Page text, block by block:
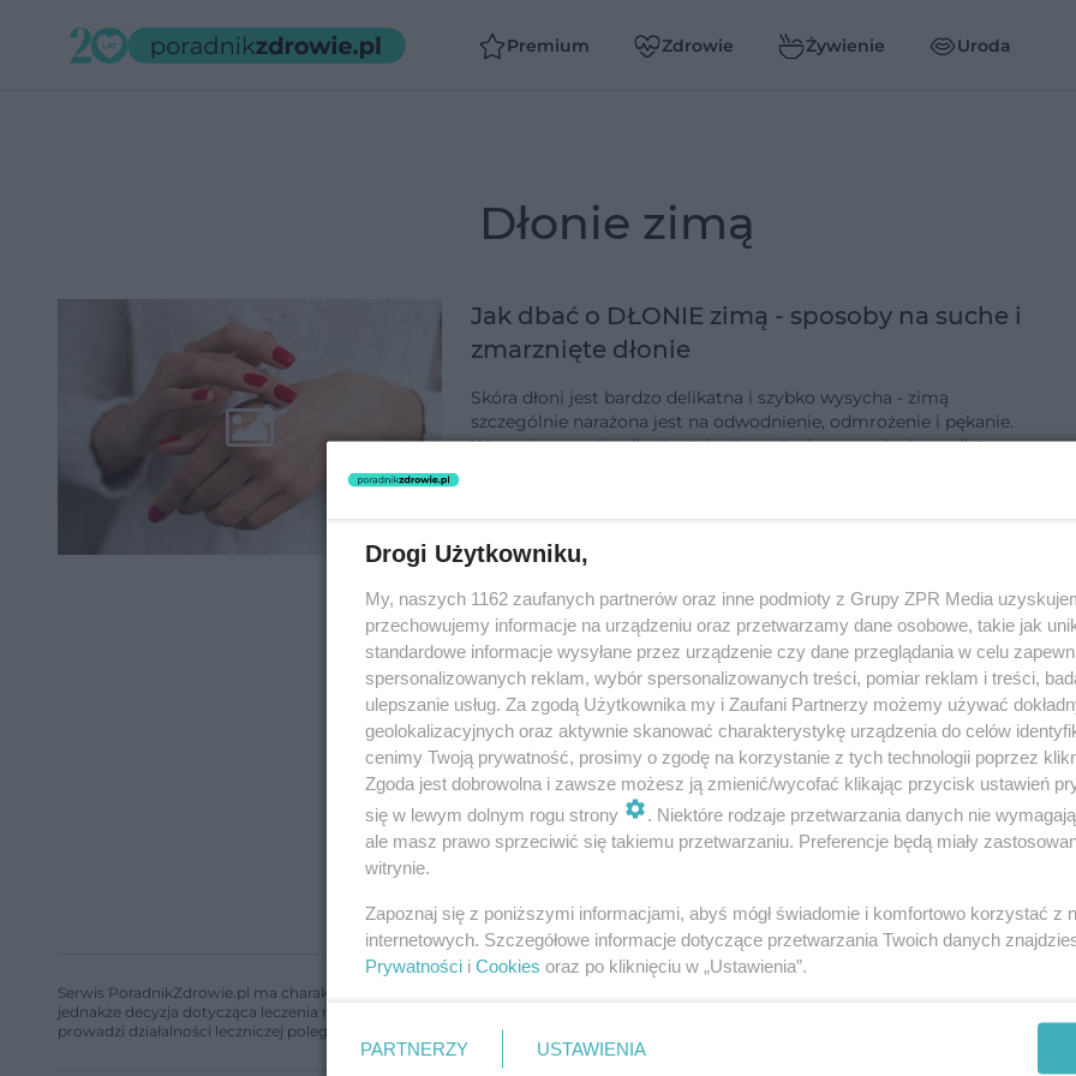
Premium Zdrowie Żywienie Uroda
dłonie zimą
Jak dbać o DŁONIE zimą - sposoby na suche i
zmarznięte dłonie
Skóra dłoni jest bardzo delikatna i szybko wysycha - zimą
szczególnie narażona jest na odwodnienie, odmrożenie i pękanie.
W czasie mrozów dłonie stają się suche i zaczerwienione, dlatego
Serwis PoradnikZdrowie.pl ma charakter edukacyjny, nie stanowi i nie zastępuje porady lekarskiej. Redakcja serwisu dokłada wszelkich
jednakże decyzja dotycząca leczenia należy do lekarza. Redakcja i wydawca serwisu nie ponoszą odpowiedzialności wynikającej z
prowadzi działalności leczniczej polegającej na udzielaniu świadczeń zdrowotnych w rozumieniu art. 3 ust 1 ustawy o działalności leczniczej.
Drogi Użytkowniku,
My, naszych 1162 zaufanych partnerów oraz inne podmioty z Grupy ZPR Media
przechowujemy informacje na urządzeniu oraz przetwarzamy dane osobowe, takie jak
standardowe informacje wysyłane przez urządzenie czy dane przeglądania w celu
spersonalizowanych reklam, wybór spersonalizowanych treści, pomiar reklam i treści,
ulepszanie usług. Za zgodą Użytkownika my i Zaufani Partnerzy możemy używać
geolokalizacyjnych oraz aktywnie skanować charakterystykę urządzenia do celów
cenimy Twoją prywatność, prosimy o zgodę na korzystanie z tych technologii poprzez
Zgoda jest dobrowolna i zawsze możesz ją zmienić/wycofać klikając przycisk ustawień
się w lewym dolnym rogu strony
. Niektóre rodzaje przetwarzania danych nie
ale masz prawo sprzeciwić się takiemu przetwarzaniu. Preferencje będą miały
witrynie.
Zapoznaj się z poniższymi informacjami, abyś mógł świadomie i komfortowo korzystać z
internetowych. Szczegółowe informacje dotyczące przetwarzania Twoich danych
Prywatności i Cookies oraz po kliknięciu w „Ustawienia”.
PARTNERZY USTAWIENIA